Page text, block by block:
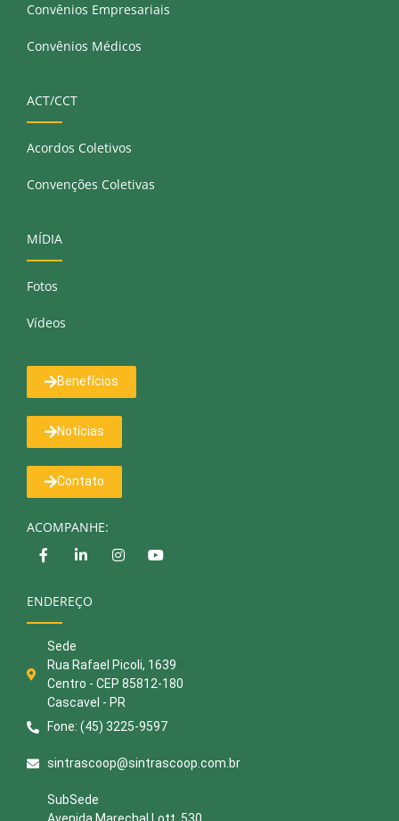
Convênios Empresariais
Convênios Médicos
ACT/CCT
Acordos Coletivos
Convenções Coletivas
MÍDIA
Fotos
Vídeos
Benefícios
Notícias
Contato
ACOMPANHE:
ENDEREÇO
Sede
Rua Rafael Picoli, 1639
Centro - CEP 85812-180
Cascavel - PR
Fone: (45) 3225-9597
sintrascoop@sintrascoop.com.br
SubSede